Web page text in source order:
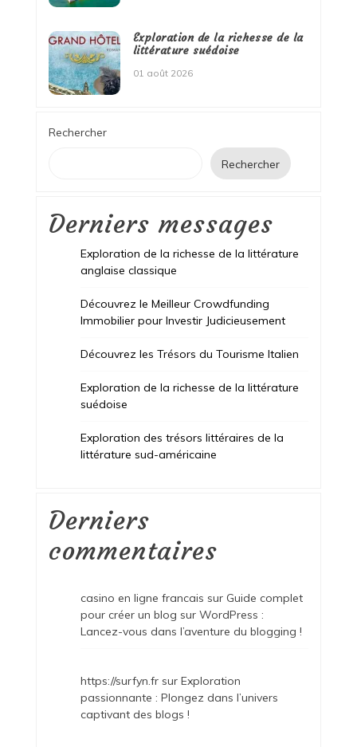
Exploration de la richesse de la
littérature suédoise
01 août 2026
Rechercher
Rechercher
Derniers messages
Exploration de la richesse de la littérature
anglaise classique
Découvrez le Meilleur Crowdfunding
Immobilier pour Investir Judicieusement
Découvrez les Trésors du Tourisme Italien
Exploration de la richesse de la littérature
suédoise
Exploration des trésors littéraires de la
littérature sud-américaine
Derniers
commentaires
casino en ligne francais sur Guide complet
pour créer un blog sur WordPress :
Lancez-vous dans l’aventure du blogging !
https://surfyn.frsur Exploration
passionnante : Plongez dans l’univers
captivant des blogs !